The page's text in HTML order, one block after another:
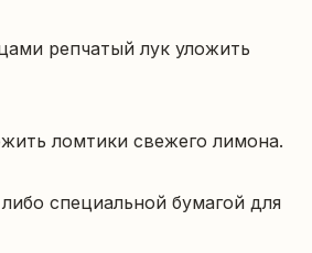
репчатый лук уложить
ломтики свежего лимона.
специальной бумагой для